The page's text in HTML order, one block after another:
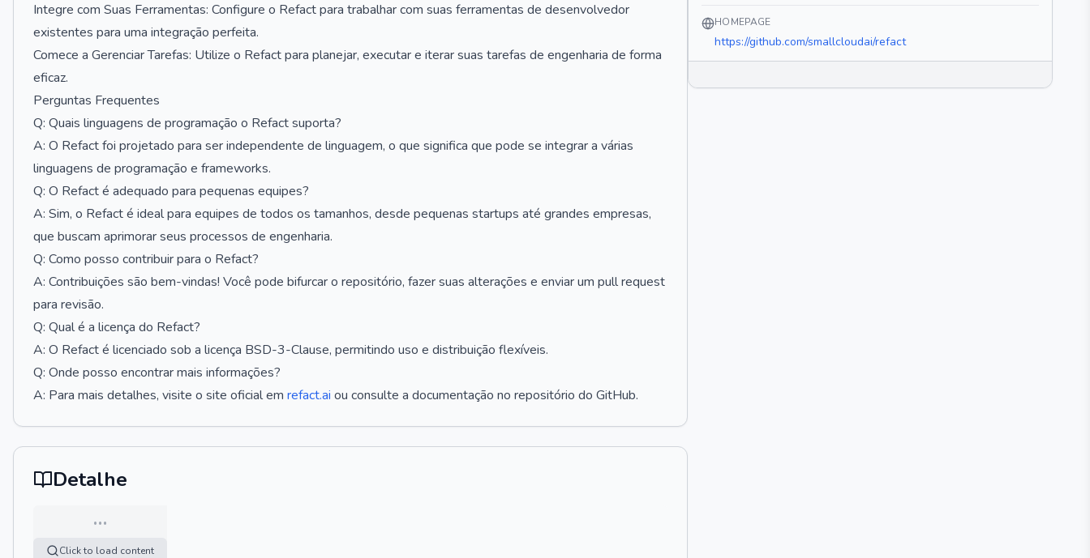
Integre com Suas Ferramentas: Configure o Refact para trabalhar com suas ferramentas de desenvolvedor
existentes para uma integração perfeita.
Comece a Gerenciar Tarefas: Utilize o Refact para planejar, executar e iterar suas tarefas de engenharia de forma
eficaz.
Perguntas Frequentes
Q: Quais linguagens de programação o Refact suporta?
A: O Refact foi projetado para ser independente de linguagem, o que significa que pode se integrar a várias
linguagens de programação e frameworks.
Q: O Refact é adequado para pequenas equipes?
A: Sim, o Refact é ideal para equipes de todos os tamanhos, desde pequenas startups até grandes empresas,
que buscam aprimorar seus processos de engenharia.
Q: Como posso contribuir para o Refact?
A: Contribuições são bem-vindas! Você pode bifurcar o repositório, fazer suas alterações e enviar um pull request
para revisão.
Q: Qual é a licença do Refact?
A: O Refact é licenciado sob a licença BSD-3-Clause, permitindo uso e distribuição flexíveis.
Q: Onde posso encontrar mais informações?
A: Para mais detalhes, visite o site oficial em refact.ai ou consulte a documentação no repositório do GitHub.
Detalhe
…
Click to load content
HOMEPAGE
https://github.com/smallcloudai/refact